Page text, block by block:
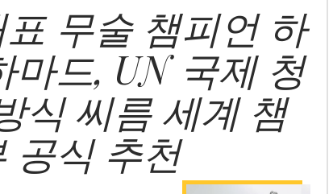
무술 챔피언 하
마드, UN 국제 청
식 씨름 세계 챔
공식 추천